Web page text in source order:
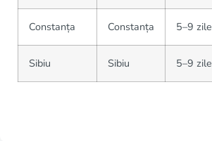
Constanța Constanța 5–9 zile
Sibiu Sibiu 5–9 zile